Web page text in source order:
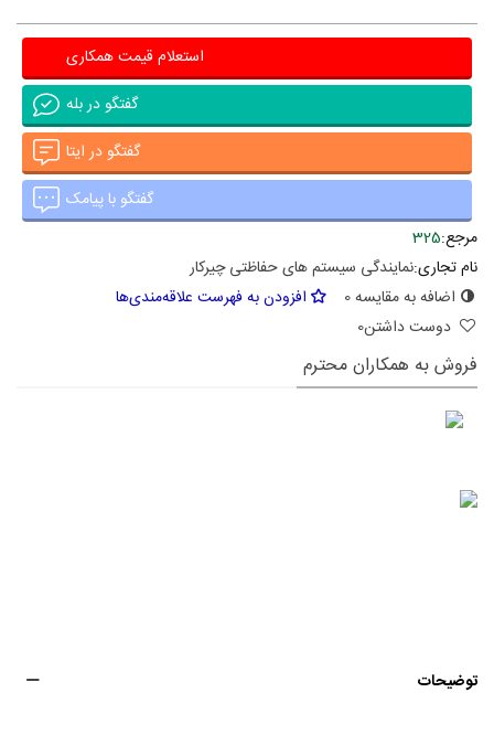
استعلام قیمت همکاری
گفتگو در بله
گفتگو در ایتا
گفتگو با پیامک
مرجع:325
نام تجاری:نمایندگی سیستم های حفاظتی چیرکار
اضافه به مقایسه0
افزودن به فهرست علاقه‌مندی‌ها
دوست داشتن0
فروش به همکاران محترم
توضیحات